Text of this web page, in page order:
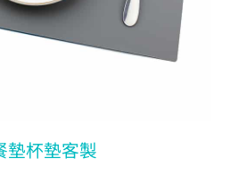
墊杯墊客製